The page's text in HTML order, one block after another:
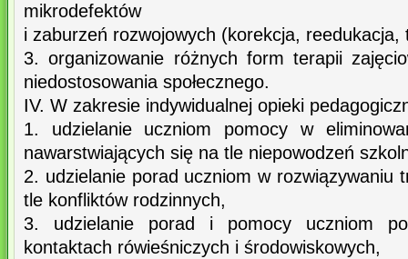
mikrodefektów
i zaburzeń rozwojowych (korekcja, reedukacja,
3. organizowanie różnych form terapii
niedostosowania społecznego.
IV. W zakresie indywidualnej opieki
1. udzielanie uczniom pomocy w
nawarstwiających się na tle niepowodzeń
2. udzielanie porad uczniom w rozwiązywaniu
tle konfliktów rodzinnych,
3. udzielanie porad i pomocy uczniom
kontaktach rówieśniczych i środowiskowych,